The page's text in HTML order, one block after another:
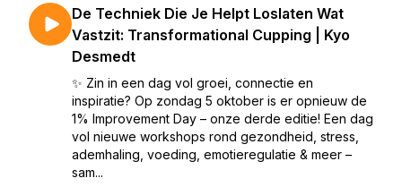
De Techniek Die Je Helpt Loslaten Wat
Vastzit: Transformational Cupping | Kyo
Desmedt
✨ Zin in een dag vol groei, connectie en
inspiratie? Op zondag 5 oktober is er opnieuw de
1% Improvement Day – onze derde editie! Een dag
vol nieuwe workshops rond gezondheid, stress,
ademhaling, voeding, emotieregulatie & meer –
sam...